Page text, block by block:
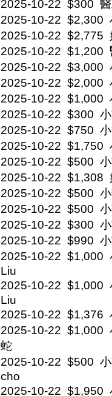
2025-10-22 $300
2025-10-22 $2,300
2025-10-22 $2,775
2025-10-22 $1,200
2025-10-22 $3,000
2025-10-22 $2,000
2025-10-22 $1,000
2025-10-22 $300
2025-10-22 $750
2025-10-22 $1,750
2025-10-22 $500
2025-10-22 $1,308
2025-10-22 $500
2025-10-22 $500
2025-10-22 $300
2025-10-22 $990
2025-10-22 $1,000
Liu
2025-10-22 $1,000
Liu
2025-10-22 $1,376
2025-10-22 $1,000
蛇
2025-10-22 $500
cho
2025-10-22 $1,950